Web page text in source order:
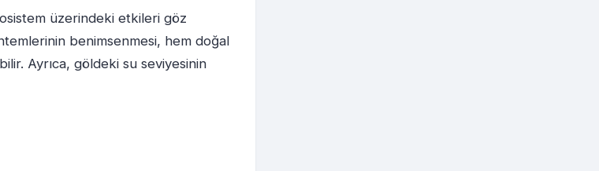
üzerindeki etkileri göz
benimsenmesi, hem doğal
Ayrıca, göldeki su seviyesinin